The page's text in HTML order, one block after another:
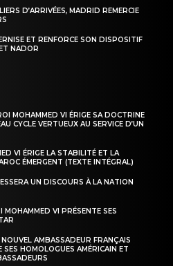
MAINTENANT
D’ARRIVÉES, MADRID REMERCIE
ET RENFORCE SON DISPOSITIF
NADOR
MOHAMMED VI ÉRIGE SA DOCTRINE
CYCLE VERTUEUX AU SERVICE D’UN
VI ÉRIGE LA STABILITÉ ET LA
ÉMERGENT (TEXTE INTÉGRAL)
UN DISCOURS À LA NATION
MOHAMMED VI PRÉSENTE SES
AMBASSADEUR FRANÇAIS
HOMOLOGUES AMÉRICAIN ET